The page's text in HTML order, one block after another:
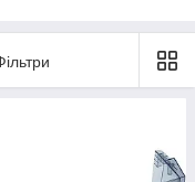
різноманітність
за низькими
спеціалізується на